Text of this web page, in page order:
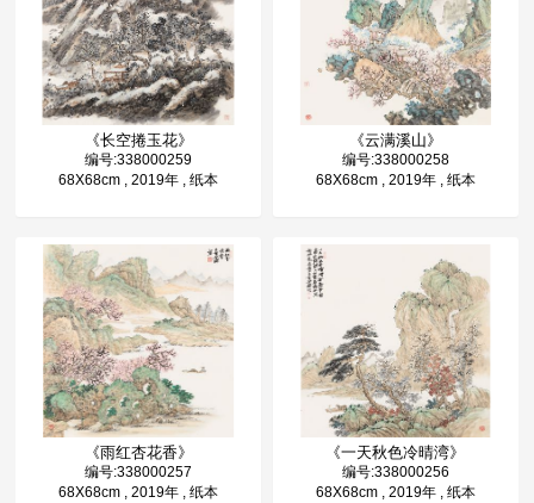
《长空捲玉花》
编号:338000259
68X68cm , 2019年 , 纸本
《雨红杏花香》
编号:338000257
68X68cm , 2019年 , 纸本
《云满溪山》
编号:338000258
68X68cm , 2019年 , 纸本
《一天秋色冷晴湾》
编号:338000256
68X68cm , 2019年 , 纸本